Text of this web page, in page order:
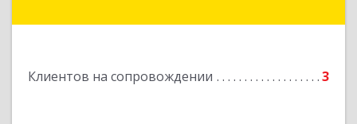
Клиентов на сопровождении 3